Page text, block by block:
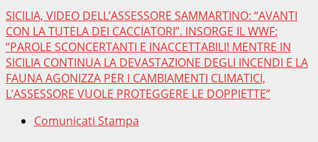
SICILIA, VIDEO DELL’ASSESSORE SAMMARTINO: “AVANTI
CON LA TUTELA DEI CACCIATORI”. INSORGE IL WWF:
“PAROLE SCONCERTANTI E INACCETTABILI! MENTRE IN
SICILIA CONTINUA LA DEVASTAZIONE DEGLI INCENDI E LA
FAUNA AGONIZZA PER I CAMBIAMENTI CLIMATICI,
L’ASSESSORE VUOLE PROTEGGERE LE DOPPIETTE”
Comunicati Stampa